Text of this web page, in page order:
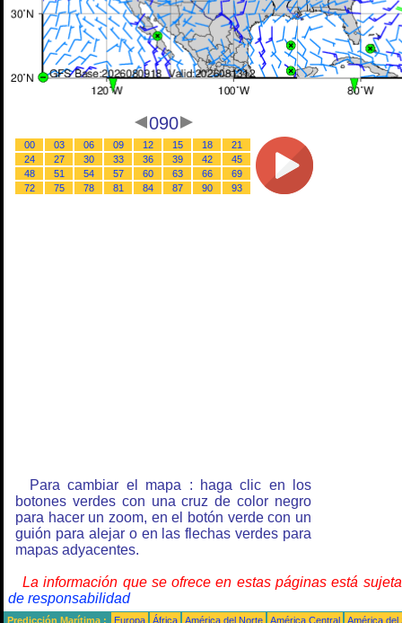
090
00 03 06 09 12 15 18
21
24
27 30 33 36 39 42
45
48
51 54 57 60 63 66
69
72
75 78 81 84 87 90 93
Para cambiar el mapa : haga clic en los
botones verdes con una cruz de color negro
para hacer un zoom, en el botón verde con un
guión para alejar o en las flechas verdes para
mapas adyacentes.
La información que se ofrece en estas páginas está
de responsabilidad
Predicción Marítima : Europa África América del Norte América Central
América del